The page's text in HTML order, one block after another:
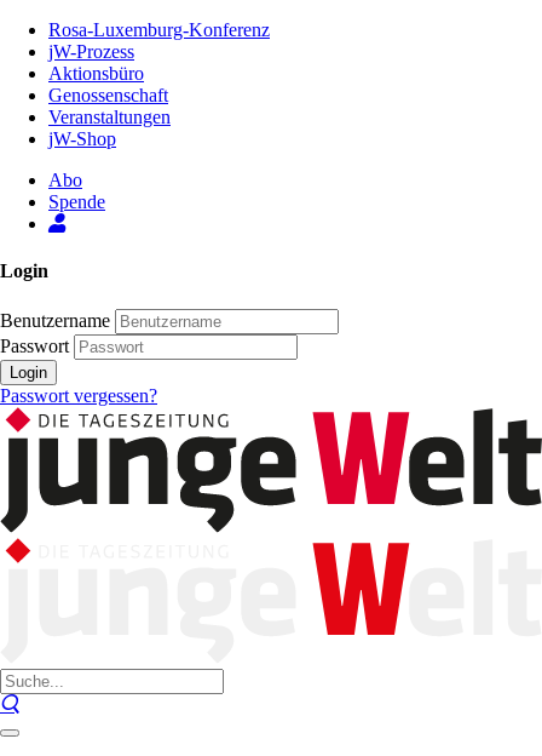
Inhalt
Seite
Rosa-Luxemburg-Konferenz
jW-Prozess
Aktionsbüro
Genossenschaft
Veranstaltungen
jW-Shop
Abo
Spende
Login
Benutzername
Passwort
Login
Passwort vergessen?